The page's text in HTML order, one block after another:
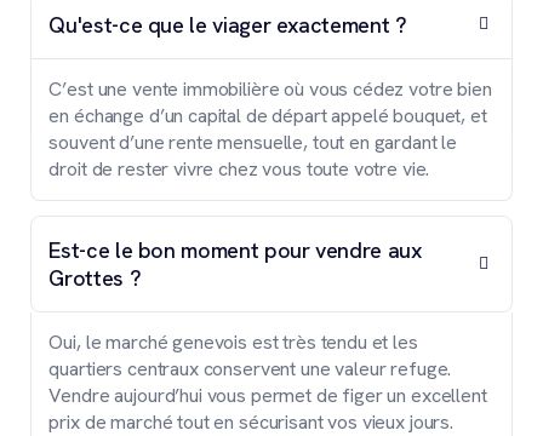
Qu'est-ce que le viager exactement ?
C’est une vente immobilière où vous cédez votre bien
en échange d’un capital de départ appelé bouquet, et
souvent d’une rente mensuelle, tout en gardant le
droit de rester vivre chez vous toute votre vie.
Est-ce le bon moment pour vendre aux
Grottes ?
Oui, le marché genevois est très tendu et les
quartiers centraux conservent une valeur refuge.
Vendre aujourd’hui vous permet de figer un excellent
prix de marché tout en sécurisant vos vieux jours.